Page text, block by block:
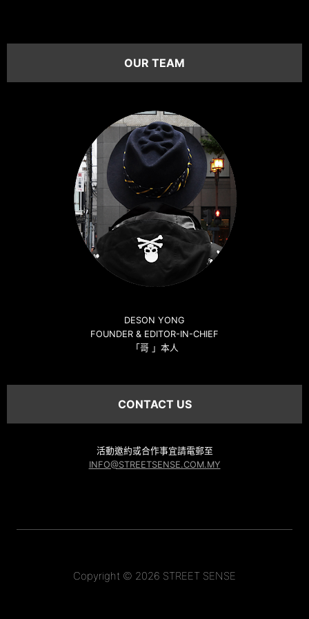
OUR TEAM
DESON YONG
FOUNDER & EDITOR-IN-CHIEF
「哥 」本人
CONTACT US
活動邀約或合作事宜請電郵至
INFO@STREETSENSE.COM.MY
Copyright © 2026 STREET SENSE